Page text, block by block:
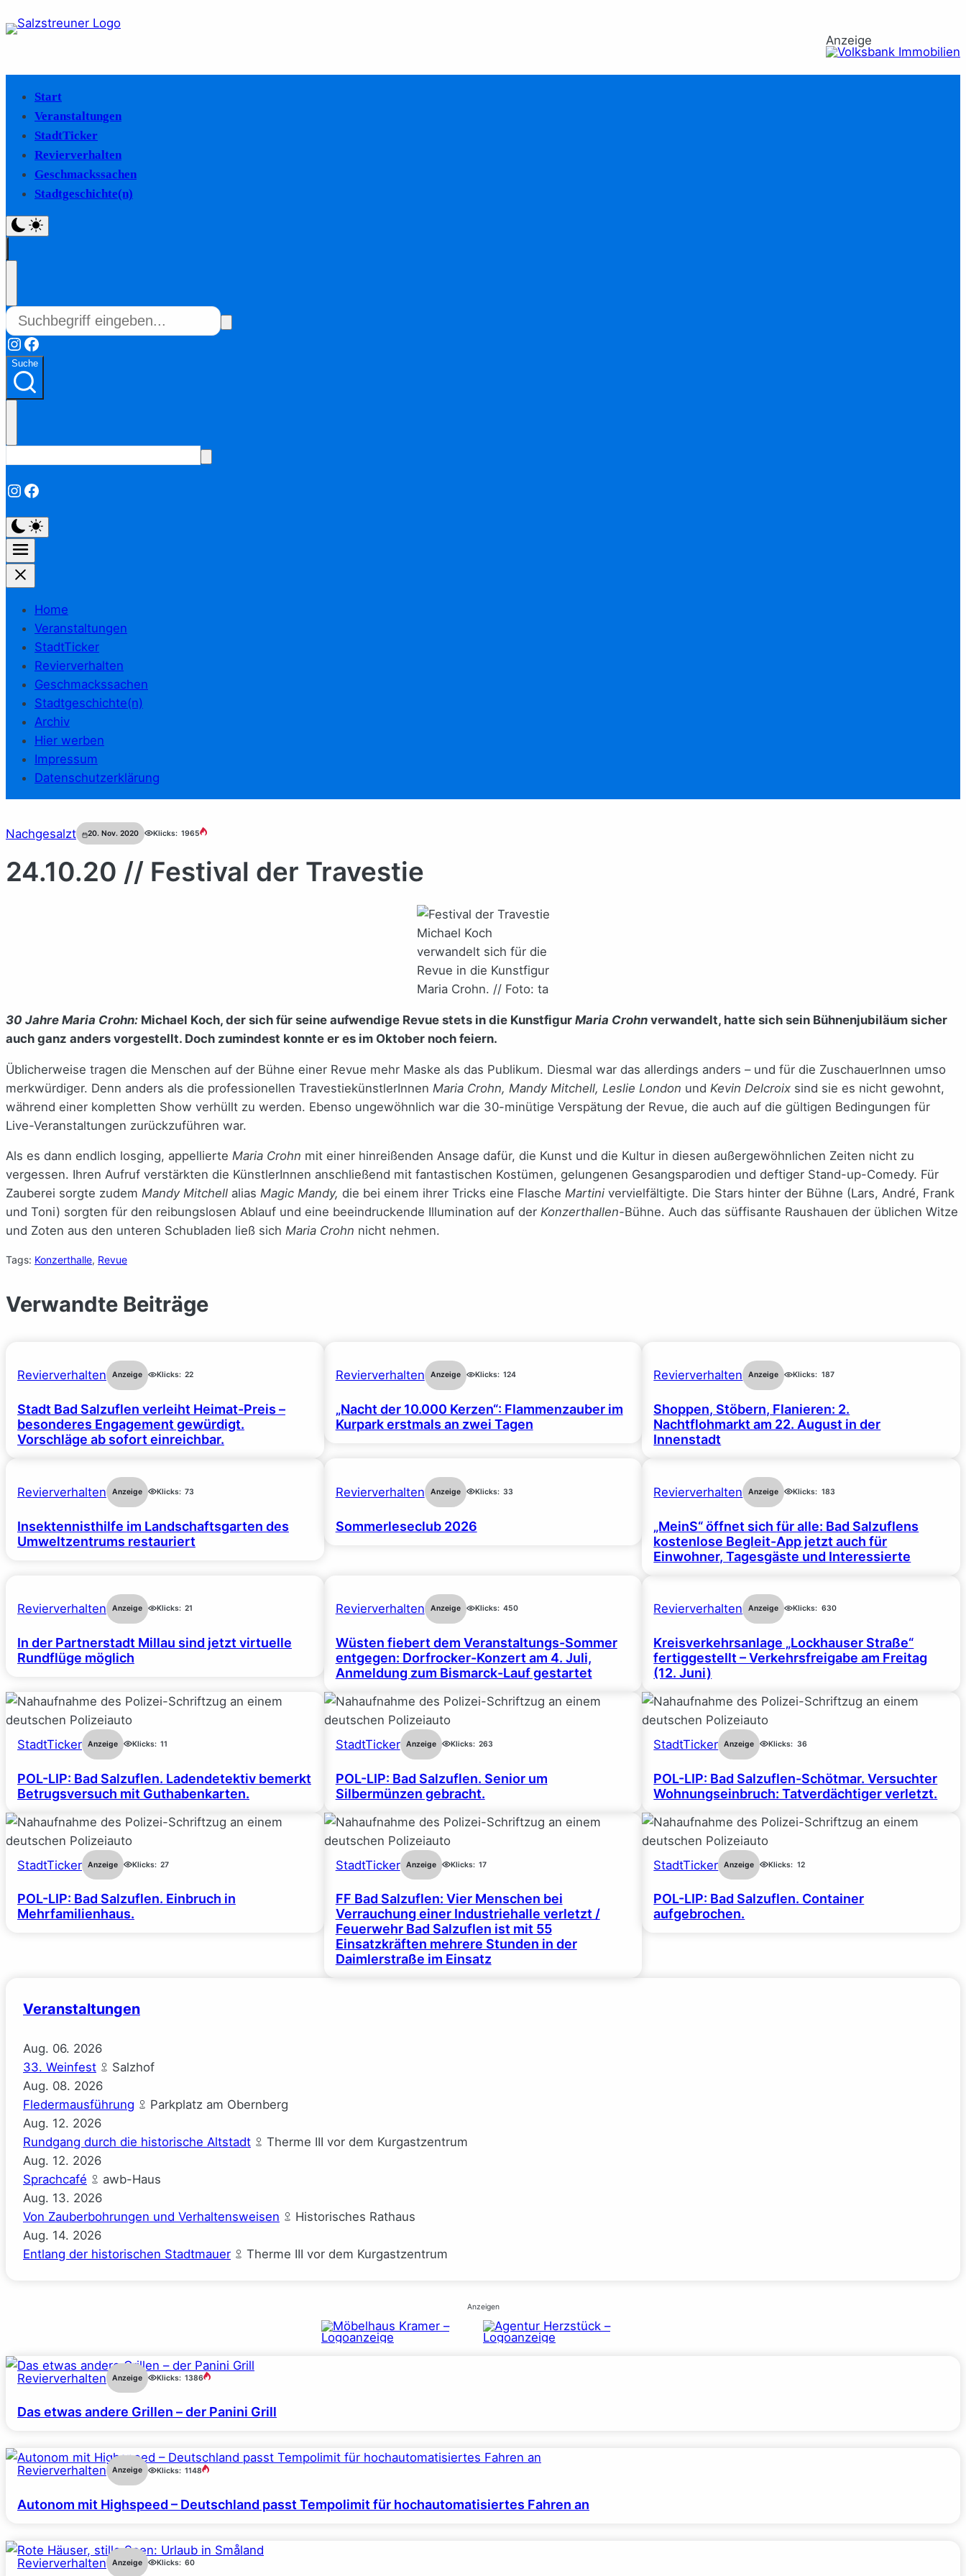
Anzeige
Start
Veranstaltungen
StadtTicker
Revierverhalten
Geschmackssachen
Stadtgeschichte(n)
Instagram
Facebook
Suche
Instagram
Facebook
Home
Veranstaltungen
StadtTicker
Revierverhalten
Geschmackssachen
Stadtgeschichte(n)
Archiv
Hier werben
Impressum
Datenschutzerklärung
Nachgesalzt 20. Nov. 2020 Klicks: 1965
24.10.20 // Festival der Travestie
Michael Koch
verwandelt sich für die
Revue in die Kunstfigur
Maria Crohn. // Foto: ta
30 Jahre Maria Crohn: Michael Koch, der sich für seine aufwendige Revue stets in die Kunstfigur Maria Crohn verwandelt, hatte sich sein Bühnenjubiläum sicher
auch ganz anders vorgestellt. Doch zumindest konnte er es im Oktober noch feiern.
Üblicherweise tragen die Menschen auf der Bühne einer Revue mehr Maske als das Publikum. Diesmal war das allerdings anders – und für die ZuschauerInnen umso
merkwürdiger. Denn anders als die professionellen TravestiekünstlerInnen Maria Crohn, Mandy Mitchell, Leslie London und Kevin Delcroix sind sie es nicht gewohnt,
während einer kompletten Show verhüllt zu werden. Ebenso ungewöhnlich war die 30-minütige Verspätung der Revue, die auch auf die gültigen Bedingungen für
Live-Veranstaltungen zurückzuführen war.
Als es dann endlich losging, appellierte Maria Crohn mit einer hinreißenden Ansage dafür, die Kunst und die Kultur in diesen außergewöhnlichen Zeiten nicht zu
vergessen. Ihren Aufruf verstärkten die KünstlerInnen anschließend mit fantastischen Kostümen, gelungenen Gesangsparodien und deftiger Stand-up-Comedy. Für
Zauberei sorgte zudem Mandy Mitchell alias Magic Mandy, die bei einem ihrer Tricks eine Flasche Martini vervielfältigte. Die Stars hinter der Bühne (Lars, André, Frank
und Toni) sorgten für den reibungslosen Ablauf und eine beeindruckende Illumination auf der Konzerthallen-Bühne. Auch das süffisante Raushauen der üblichen Witze
und Zoten aus den unteren Schubladen ließ sich Maria Crohn nicht nehmen.
Tags: Konzerthalle, Revue
Verwandte Beiträge
Revierverhalten Anzeige Klicks: 22
Stadt Bad Salzuflen verleiht Heimat-Preis –
besonderes Engagement gewürdigt.
Vorschläge ab sofort einreichbar.
Revierverhalten Anzeige Klicks: 124
„Nacht der 10.000 Kerzen“: Flammenzauber im
Kurpark erstmals an zwei Tagen
Revierverhalten Anzeige Klicks: 187
Shoppen, Stöbern, Flanieren: 2.
Nachtflohmarkt am 22. August in der
Innenstadt
Revierverhalten Anzeige Klicks: 73
Insektennisthilfe im Landschaftsgarten des
Umweltzentrums restauriert
Revierverhalten Anzeige Klicks: 33
Sommerleseclub 2026
Revierverhalten Anzeige Klicks: 183
„MeinS“ öffnet sich für alle: Bad Salzuflens
kostenlose Begleit-App jetzt auch für
Einwohner, Tagesgäste und Interessierte
Revierverhalten Anzeige Klicks: 21
In der Partnerstadt Millau sind jetzt virtuelle
Rundflüge möglich
Revierverhalten Anzeige Klicks: 450
Wüsten fiebert dem Veranstaltungs-Sommer
entgegen: Dorfrocker-Konzert am 4. Juli,
Anmeldung zum Bismarck-Lauf gestartet
Revierverhalten Anzeige Klicks: 630
Kreisverkehrsanlage „Lockhauser Straße“
fertiggestellt – Verkehrsfreigabe am Freitag
(12. Juni)
StadtTicker Anzeige Klicks: 11
POL-LIP: Bad Salzuflen. Ladendetektiv bemerkt
Betrugsversuch mit Guthabenkarten.
StadtTicker Anzeige Klicks: 263
POL-LIP: Bad Salzuflen. Senior um
Silbermünzen gebracht.
StadtTicker Anzeige Klicks: 36
POL-LIP: Bad Salzuflen-Schötmar. Versuchter
Wohnungseinbruch: Tatverdächtiger verletzt.
StadtTicker Anzeige Klicks: 27
POL-LIP: Bad Salzuflen. Einbruch in
Mehrfamilienhaus.
StadtTicker Anzeige Klicks: 17
FF Bad Salzuflen: Vier Menschen bei
Verrauchung einer Industriehalle verletzt /
Feuerwehr Bad Salzuflen ist mit 55
Einsatzkräften mehrere Stunden in der
Daimlerstraße im Einsatz
StadtTicker Anzeige Klicks: 12
POL-LIP: Bad Salzuflen. Container
aufgebrochen.
Veranstaltungen
Aug. 06. 2026
33. Weinfest
Salzhof
Aug. 08. 2026
Fledermausführung
Parkplatz am Obernberg
Aug. 12. 2026
Rundgang durch die historische Altstadt
Therme III vor dem Kurgastzentrum
Aug. 12. 2026
Sprachcafé
awb-Haus
Aug. 13. 2026
Von Zauberbohrungen und Verhaltensweisen
Historisches Rathaus
Aug. 14. 2026
Entlang der historischen Stadtmauer
Therme III vor dem Kurgastzentrum
Anzeigen
Revierverhalten Anzeige Klicks: 1386
Das etwas andere Grillen – der Panini Grill
Revierverhalten Anzeige Klicks: 1148
Autonom mit Highspeed – Deutschland passt Tempolimit für hochautomatisiertes Fahren an
Revierverhalten Anzeige Klicks: 60